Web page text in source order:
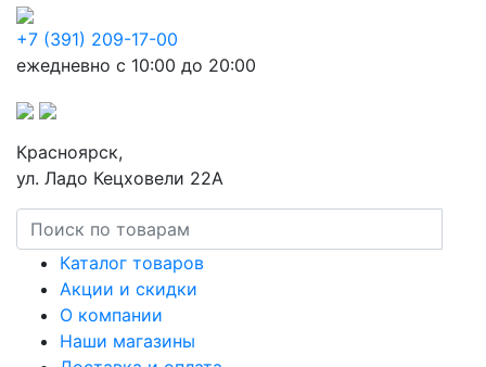
+7 (391) 209-17-00
ежедневно с 10:00 до 20:00
Красноярск,
ул. Ладо Кецховели 22А
Каталог товаров
Акции и скидки
О компании
Наши магазины